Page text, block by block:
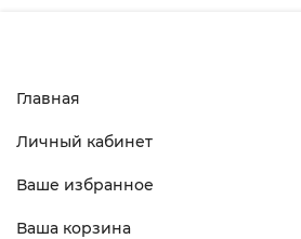
Главная
Личный кабинет
Ваше избранное
Ваша корзина